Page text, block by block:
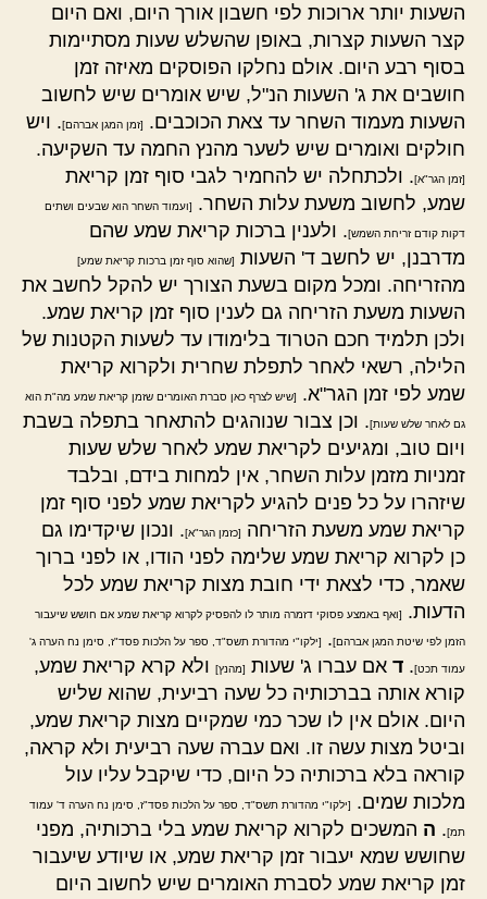
השעות יותר ארוכות לפי חשבון אורך היום, ואם היום
קצר השעות קצרות, באופן שהשלש שעות מסתיימות
בסוף רבע היום. אולם נחלקו הפוסקים מאיזה זמן
חושבים את ג' השעות הנ"ל, שיש אומרים שיש לחשוב
השעות מעמוד השחר עד צאת הכוכבים.
[זמן המגן אברהם]. ויש
חולקים ואומרים שיש לשער מהנץ החמה עד השקיעה.
[זמן הגר"א]. ולכתחלה יש להחמיר לגבי סוף זמן קריאת
שמע, לחשוב משעת עלות השחר.
[ועמוד השחר הוא שבעים ושתים
דקות קודם זריחת השמש]. ולענין ברכות קריאת שמע שהם
מדרבנן, יש לחשב ד' השעות [שהוא סוף זמן ברכות קריאת שמע]
מהזריחה. ומכל מקום בשעת הצורך יש להקל לחשב את
השעות משעת הזריחה גם לענין סוף זמן קריאת שמע.
ולכן תלמיד חכם הטרוד בלימודו עד לשעות הקטנות של
הלילה, רשאי לאחר לתפלת שחרית ולקרוא קריאת
שמע לפי זמן הגר"א.
[שיש לצרף כאן סברת האומרים שזמן קריאת שמע מה"ת הוא
גם לאחר שלש שעות]. וכן צבור שנוהגים להתאחר בתפלה בשבת
ויום טוב, ומגיעים לקריאת שמע לאחר שלש שעות
זמניות מזמן עלות השחר, אין למחות בידם, ובלבד
שיזהרו על כל פנים להגיע לקריאת שמע לפני סוף זמן
קריאת שמע משעת הזריחה
[כזמן הגר"א]. ונכון שיקדימו גם
כן לקרוא קריאת שמע שלימה לפני הודו, או לפני ברוך
שאמר, כדי לצאת ידי חובת מצות קריאת שמע לכל
הדעות.
[ואף באמצע פסוקי דזמרה מותר לו להפסיק לקרוא קריאת שמע אם חושש שיעבור
הזמן לפי שיטת המגן אברהם]. [ילקו"י מהדורת תשס"ד, ספר על הלכות פסד"ז, סימן נח הערה ג'
עמוד תכט]. ד אם עברו ג' שעות [מהנץ] ולא קרא קריאת שמע,
קורא אותה בברכותיה כל שעה רביעית, שהוא שליש
היום. אולם אין לו שכר כמי שמקיים מצות קריאת שמע,
וביטל מצות עשה זו. ואם עברה שעה רביעית ולא קראה,
קוראה בלא ברכותיה כל היום, כדי שיקבל עליו עול
מלכות שמים.
[ילקו"י מהדורת תשס"ד, ספר על הלכות פסד"ז, סימן נח הערה ד' עמוד
תמ]. ה המשכים לקרוא קריאת שמע בלי ברכותיה, מפני
שחושש שמא יעבור זמן קריאת שמע, או שיודע שיעבור
זמן קריאת שמע לסברת האומרים שיש לחשוב היום